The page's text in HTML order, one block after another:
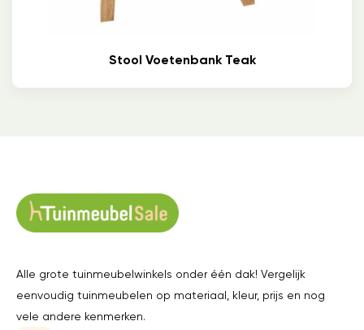
Stool Voetenbank Teak
Alle grote tuinmeubelwinkels onder één dak! Vergelijk
eenvoudig tuinmeubelen op materiaal, kleur, prijs en nog
vele andere kenmerken.